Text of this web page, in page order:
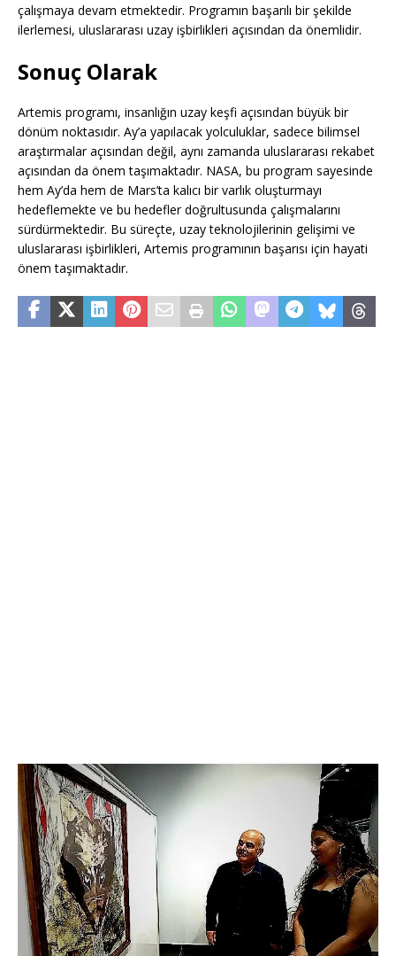
çalışmaya devam etmektedir. Programın başarılı bir şekilde
ilerlemesi, uluslararası uzay işbirlikleri açısından da önemlidir.
Sonuç Olarak
Artemis programı, insanlığın uzay keşfi açısından büyük bir
dönüm noktasıdır. Ay’a yapılacak yolculuklar, sadece bilimsel
araştırmalar açısından değil, aynı zamanda uluslararası rekabet
açısından da önem taşımaktadır. NASA, bu program sayesinde
hem Ay’da hem de Mars’ta kalıcı bir varlık oluşturmayı
hedeflemekte ve bu hedefler doğrultusunda çalışmalarını
sürdürmektedir. Bu süreçte, uzay teknolojilerinin gelişimi ve
uluslararası işbirlikleri, Artemis programının başarısı için hayati
önem taşımaktadır.